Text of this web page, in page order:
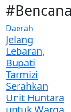
#Bencana
Daerah
Jelang
Lebaran,
Bupati
Tarmizi
Serahkan
Unit Huntara
untuk Warga